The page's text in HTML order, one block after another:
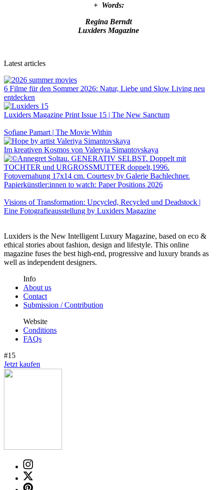
+ Words:
Regina Berndt
Luxiders Magazine
Latest articles
6 Filme für den Sommer 2026: Natur, Liebe und Slow Living neu
entdecken
Luxiders Magazine Print Issue 15 | The New Sanctum
Sofiane Pamart | The Movie Within
Im kreativen Kosmos von Valeryia Simantovskaya
Papierkünstler:innen to watch: Paper Positions 2026
Visions of Transformation: Upcycled, Recycled und Deadstock |
Eine Fotografieausstellung by Luxiders Magazine
Luxiders is the New Intelligent Luxury Magazine, based on eco &
ethical stories about fashion, design and lifestyle. This online
magazine fuses the best high-end, progressive and luxury brands as
well as independent designers.
Info
About us
Contact
Submission / Contribution
Website
Conditions
FAQs
#15
Jetzt kaufen